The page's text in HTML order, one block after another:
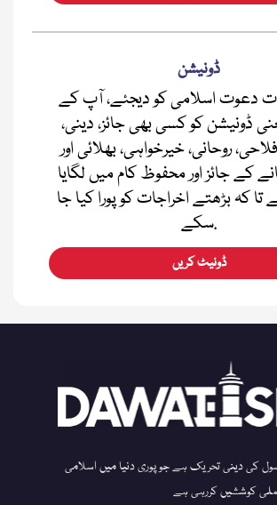
ڈونیشن
دعوت اسلامی کو دیجئے، آپ کے
ڈونیشن کو کسی بھی جائز، دینی،
روحانی، خیرخواہی، بھلائی اور
کے جائز اور محفوظ کام میں لگایا
کہ بڑھتے اخراجات کو پورا کیا جا
سکے.
ڈونیٹ کریں
کی دینی تحریک ہے جو پوری دنیا میں اسلامی
کوششیں کررہی ہے